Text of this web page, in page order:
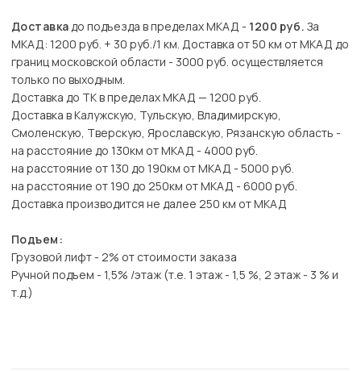
Доставкадо подъезда в пределах МКАД - 1200 руб. За
МКАД: 1200 руб. + 30 руб./1 км. Доставка от 50 км от МКАД до
границ московской области - 3000 руб. осуществляется
только по выходным.
Доставка до ТК в пределах МКАД — 1200 руб.
Доставка в Калужскую, Тульскую, Владимирскую,
Смоленскую, Тверскую, Ярославскую, Рязанскую область -
на расстояние до 130км от МКАД - 4000 руб.
на расстояние от 130 до 190км от МКАД - 5000 руб.
на расстояние от 190 до 250км от МКАД - 6000 руб.
Доставка производится не далее 250 км от МКАД
Подъем:
Грузовой лифт - 2% от стоимости заказа
Ручной подъем - 1,5% /этаж (т.е. 1 этаж - 1,5 %, 2 этаж - 3 % и
т.д.)